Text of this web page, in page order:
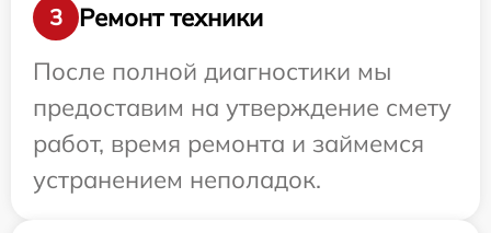
3
Ремонт техники
После полной диагностики мы
предоставим на утверждение смету
работ, время ремонта и займемся
устранением неполадок.